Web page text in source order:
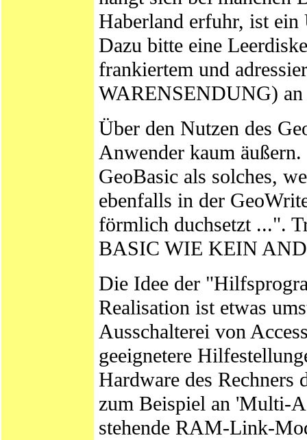
Haberland erfuhr, ist ein
Dazu bitte eine
frankiertem und
WARENSENDUNG) an
Über den Nutzen des
Anwender kaum
GeoBasic als solches,
ebenfalls in der
förmlich duchsetzt ...".
BASIC WIE KEIN
Die Idee der
Realisation ist etwas
Ausschalterei von
geeignetere
Hardware des Rechners
zum Beispiel an 'Multi-
stehende RAM-Link-